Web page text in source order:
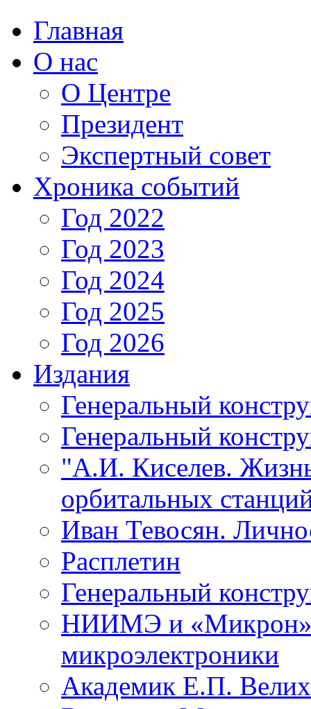
Главная
О нас
О Центре
Президент
Экспертный совет
Хроника событий
Год 2022
Год 2023
Год 2024
Год 2025
Год 2026
Издания
Генеральный
Генеральный
"А.И. Киселев.
орбитальных
Иван Тевосян.
Расплетин
Генеральный
НИИМЭ и «Микрон»
микроэлектроники
Академик Е.П.